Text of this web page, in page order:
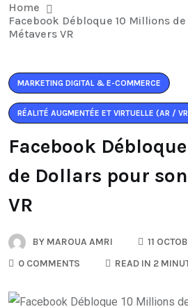
Home
Facebook Débloque 10 Millions
Métavers VR
MARKETING DIGITAL & E-COMMERCE
RÉALITÉ AUGMENTÉE ET VIRTUELLE (AR /
Facebook
de Dollars pour
VR
BY MAROUA AMRI
11
0 COMMENTS
READ IN 2